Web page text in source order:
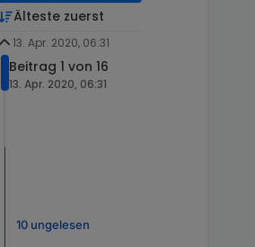
Älteste zuerst
13. Apr. 2020, 06:31
Beitrag 1 von 16
13. Apr. 2020, 06:31
10 ungelesen